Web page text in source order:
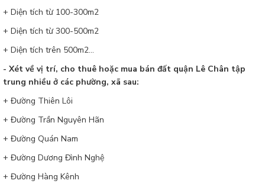
+ Diện tích từ 100-300m2
+ Diện tích từ 300-500m2
+ Diện tích trên 500m2...
- Xét về vị trí, cho thuê hoặc mua bán đất quận Lê Chân tập
trung nhiều ở các phường, xã sau:
+ Đường Thiên Lôi
+ Đường Trần Nguyên Hãn
+ Đường Quán Nam
+ Đường Dương Đình Nghệ
+ Đường Hàng Kênh